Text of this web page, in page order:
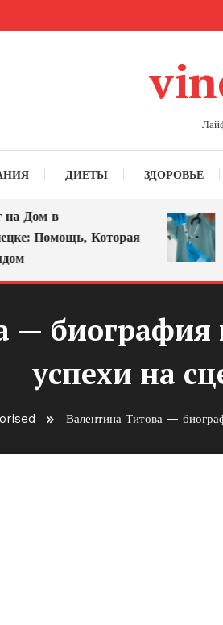
ДИЕТЫ ЗДОРОВЬЕ
Дом в
Помощь, Которая
— биография
успехи на
Валентина Титова —